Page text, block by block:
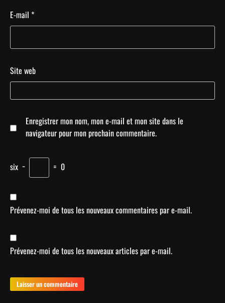
E-mail *
Site web
Enregistrer mon nom, mon e-mail et mon site dans le
navigateur pour mon prochain commentaire.
six − = 0
Prévenez-moi de tous les nouveaux commentaires par e-mail.
Prévenez-moi de tous les nouveaux articles par e-mail.